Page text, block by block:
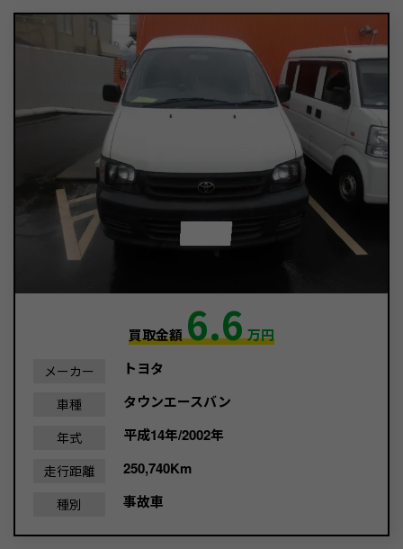
買取金額6.6万円
メーカー トヨタ
車種 タウンエースバン
年式 平成14年/2002年
走行距離 250,740Km
種別 事故車